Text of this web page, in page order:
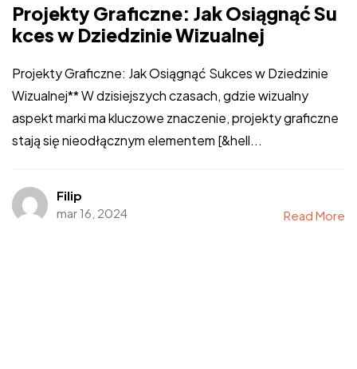
Projekty Graficzne: Jak Osiągnąć Su
kces w Dziedzinie Wizualnej
Projekty Graficzne: Jak Osiągnąć Sukces w Dziedzinie
Wizualnej** W dzisiejszych czasach, gdzie wizualny
aspekt marki ma kluczowe znaczenie, projekty graficzne
stają się nieodłącznym elementem [&hell...
Filip
mar 16, 2024
Read More